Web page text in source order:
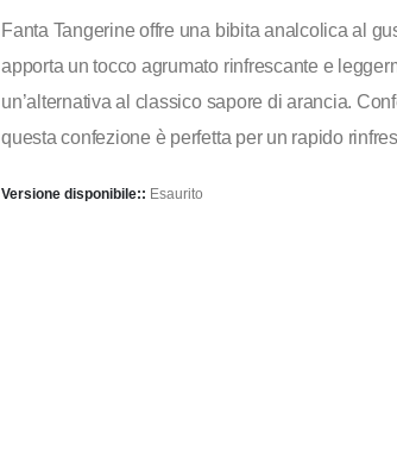
Fanta Tangerine offre una bibita analcolica al
apporta un tocco agrumato rinfrescante e
un’alternativa al classico sapore di arancia.
questa confezione è perfetta per un rapido
Versione disponibile:: Esaurito